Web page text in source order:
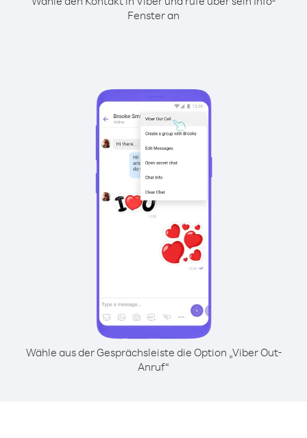
Fenster an
Wähle aus der Gesprächsleiste die Option „Viber Out-
Anruf“